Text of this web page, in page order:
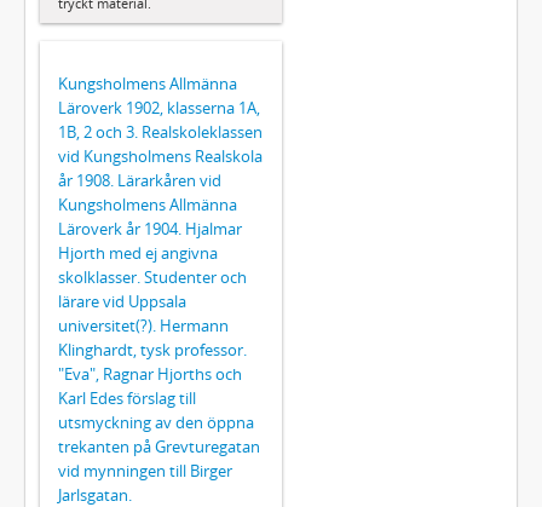
Kungsholmens Allmänna
Läroverk 1902, klasserna 1A,
1B, 2 och 3. Realskoleklassen
vid Kungsholmens Realskola
år 1908. Lärarkåren vid
Kungsholmens Allmänna
Läroverk år 1904. Hjalmar
Hjorth med ej angivna
skolklasser. Studenter och
lärare vid Uppsala
universitet(?). Hermann
Klinghardt, tysk professor.
"Eva", Ragnar Hjorths och
Karl Edes förslag till
utsmyckning av den öppna
trekanten på Grevturegatan
vid mynningen till Birger
Jarlsgatan.